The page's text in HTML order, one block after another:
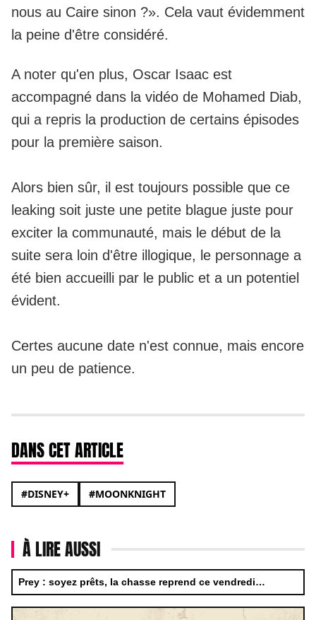
nous au Caire sinon ?». Cela vaut évidemment
la peine d'être considéré.
A noter qu'en plus, Oscar Isaac est
accompagné dans la vidéo de Mohamed Diab,
qui a repris la production de certains épisodes
pour la première saison.
Alors bien sûr, il est toujours possible que ce
leaking soit juste une petite blague juste pour
exciter la communauté, mais le début de la
suite sera loin d'être illogique, le personnage a
été bien accueilli par le public et a un potentiel
évident.
Certes aucune date n'est connue, mais encore
un peu de patience.
DANS CET ARTICLE
#DISNEY+ #MOONKNIGHT
À LIRE AUSSI
Prey : soyez prêts, la chasse reprend ce vendredi…